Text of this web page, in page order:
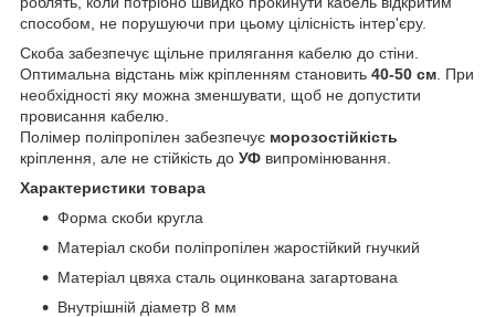
способом, не порушуючи при цьому цілісність інтер'єру.
Скоба забезпечує щільне прилягання кабелю до стіни.
Оптимальна відстань між кріпленням становить 40-50 см . При
необхідності яку можна зменшувати, щоб не допустити
провисання кабелю.
Полімер поліпропілен забезпечує морозостійкість
кріплення, але не стійкість до УФ випромінювання.
Характеристики товара
Форма скоби кругла
Матеріал скоби поліпропілен жаростійкий гнучкий
Матеріал цвяха сталь оцинкована загартована
Внутрішній діаметр 8 мм